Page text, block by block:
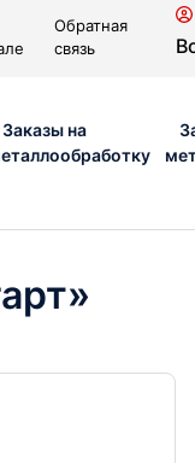
Обратная
связь
Заказы на